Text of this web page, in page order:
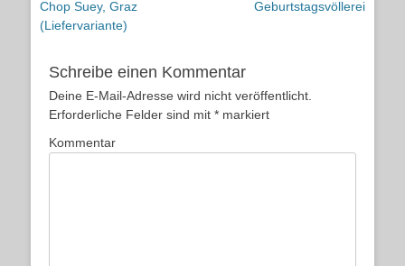
Vorheriger
Beitrag:
Chop Suey, Graz
(Liefervariante)
Geburtstagsvöllerei
Schreibe einen Kommentar
Deine E-Mail-Adresse wird nicht veröffentlicht.
Erforderliche Felder sind mit * markiert
Kommentar